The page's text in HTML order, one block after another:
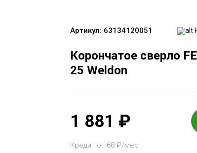
Артикул: 63134120051
Корончатое сверло
25 Weldon
1 881 ₽
Кредит от 68 ₽/мес